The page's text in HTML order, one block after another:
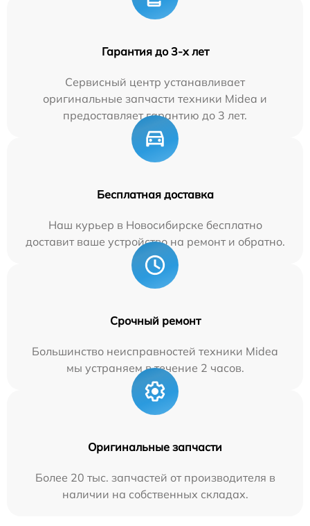
Гарантия до 3-х лет
Сервисный центр устанавливает
оригинальные запчасти техники Midea и
предоставляет гарантию до 3 лет.
Бесплатная доставка
Наш курьер в Новосибирске бесплатно
доставит ваше устройство на ремонт и обратно.
Срочный ремонт
Большинство неисправностей техники Midea
мы устраняем в течение 2 часов.
Оригинальные запчасти
Более 20 тыс. запчастей от производителя в
наличии на собственных складах.